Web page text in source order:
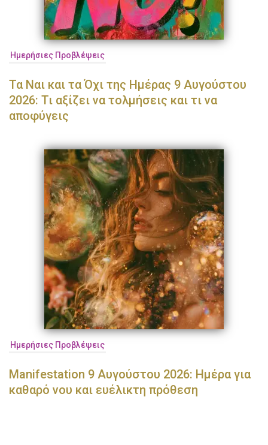
Ημερήσιες Προβλέψεις
Τα Ναι και τα Όχι της Ημέρας 9 Αυγούστου
2026: Τι αξίζει να τολμήσεις και τι να
αποφύγεις
Ημερήσιες Προβλέψεις
Manifestation 9 Αυγούστου 2026: Ημέρα για
καθαρό νου και ευέλικτη πρόθεση